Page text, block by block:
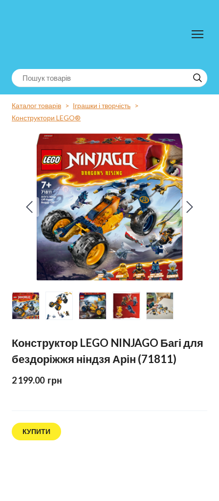
Каталог товарів
Іграшки і творчість
Конструктори LEGO®
Конструктор LEGO NINJAGO Багі для
бездоріжжя ніндзя Арін (71811)
2 199.00  грн
КУПИТИ